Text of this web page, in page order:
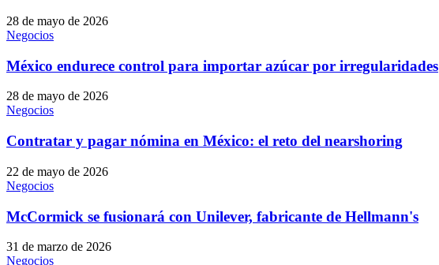
28 de mayo de 2026
Negocios
México endurece control para importar azúcar por irregularidades
28 de mayo de 2026
Negocios
Contratar y pagar nómina en México: el reto del nearshoring
22 de mayo de 2026
Negocios
McCormick se fusionará con Unilever, fabricante de Hellmann's
31 de marzo de 2026
Negocios